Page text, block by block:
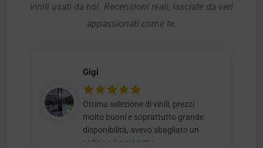
vinili usati da noi. Recensioni reali, lasciate da veri
appassionati come te.
Gigi
Ottima selezione di vinili, prezzi
molto buoni e soprattutto grande
disponibilità, avevo sbagliato un
ordine e Leggi tutto